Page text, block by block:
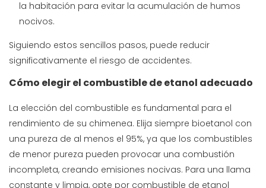
la habitación para evitar la acumulación de humos
nocivos.
Siguiendo estos sencillos pasos, puede reducir
significativamente el riesgo de accidentes.
Cómo elegir el combustible de etanol adecuado
La elección del combustible es fundamental para el
rendimiento de su chimenea. Elija siempre bioetanol con
una pureza de al menos el 95%, ya que los combustibles
de menor pureza pueden provocar una combustión
incompleta, creando emisiones nocivas. Para una llama
constante y limpia, opte por combustible de etanol